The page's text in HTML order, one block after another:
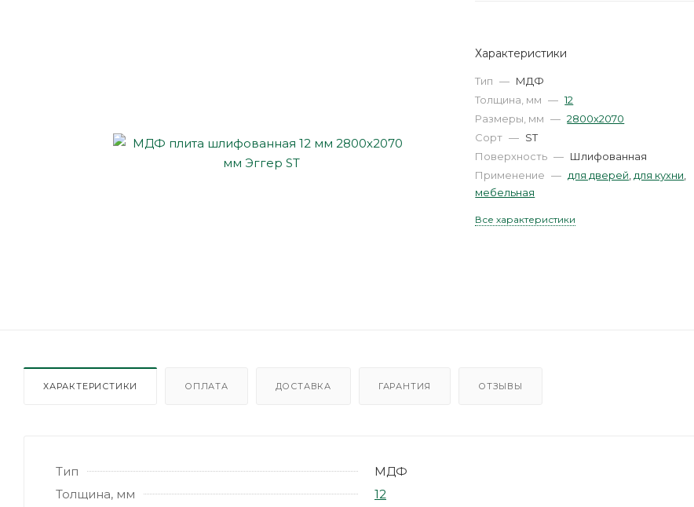
Характеристики
Тип — МДФ
Толщина, мм — 12
Размеры, мм — 2800х2070
Сорт — ST
Поверхность — Шлифованная
Применение — для дверей для кухни
мебельная
Все характеристики
ХАРАКТЕРИСТИКИ ОПЛАТА ДОСТАВКА ГАРАНТИЯ ОТЗЫВЫ
Тип
МДФ
Толщина, мм
12